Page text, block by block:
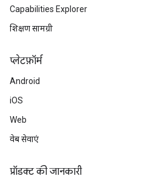
Capabilities Explorer
शिक्षण सामग्री
प्‍लेटफ़ॉर्म
Android
iOS
Web
वेब सेवाएं
प्रॉडक्ट की जानकारी